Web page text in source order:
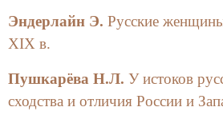
рабочих заседаний и подарил
настоящего сборника
редколлегия и открывает
читателя книгу.
Эндерлайн Э. Русские
XIX в.
Пушкарёва Н.Л. У истоков
сходства и отличия России и